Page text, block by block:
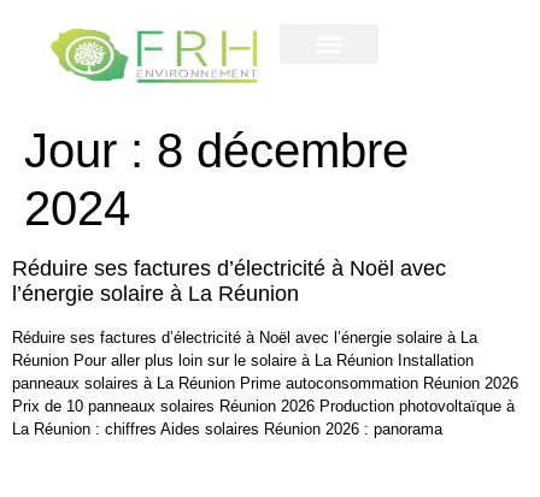
Jour : 8 décembre
2024
Réduire ses factures d’électricité à Noël avec
l’énergie solaire à La Réunion
Réduire ses factures d’électricité à Noël avec l’énergie solaire à La
Réunion Pour aller plus loin sur le solaire à La Réunion Installation
panneaux solaires à La Réunion Prime autoconsommation Réunion 2026
Prix de 10 panneaux solaires Réunion 2026 Production photovoltaïque à
La Réunion : chiffres Aides solaires Réunion 2026 : panorama